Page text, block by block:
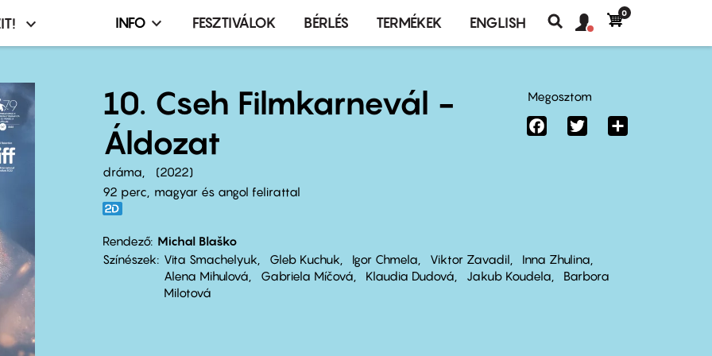
Infó,
terembérlés
menü
INFO FESZTIVÁLOK BÉRLÉS TERMÉKEK ENGLISH
Keresés
fiók
Felhasználói
0
10. Cseh Filmkarnevál -
Áldozat
dráma
2022
92 perc,
magyar és angol felirattal
Rendező Michal Blaško
Színészek
Vita Smachelyuk Gleb Kuchuk Igor Chmela Viktor Zavadil
Inna Zhulina
Alena Mihulová
Gabriela Míčová Klaudia Dudová Jakub Koudela
Barbora
Milotová
Megosztom
FacebookTwitter